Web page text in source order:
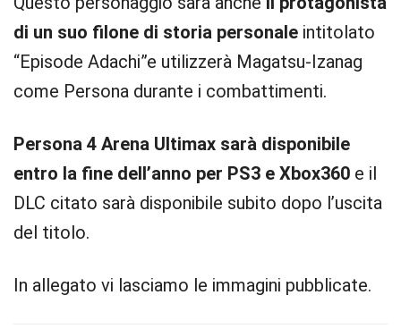
di un suo filone di storia personale intitolato
“Episode Adachi”e utilizzerà Magatsu-Izanag
come Persona durante i combattimenti.
Persona 4 Arena Ultimax sarà disponibile
entro la fine dell’anno per PS3 e Xbox360 e il
DLC citato sarà disponibile subito dopo l’uscita
del titolo.
In allegato vi lasciamo le immagini pubblicate.